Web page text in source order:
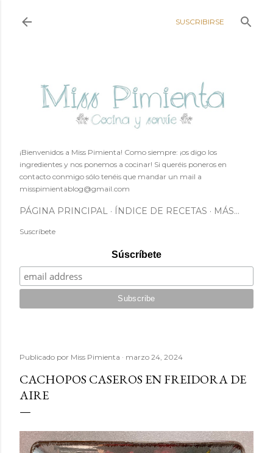
SUSCRIBIRSE
¡Bienvenidos a Miss Pimienta! Como siempre: ¡os digo los
ingredientes y nos ponemos a cocinar! Si queréis poneros en
contacto conmigo sólo tenéis que mandar un mail a
misspimientablog@gmail.com
PÁGINA PRINCIPAL ÍNDICE DE RECETAS MÁS…
Suscríbete
Súscríbete
Publicado por Miss Pimienta marzo 24, 2024
CACHOPOS CASEROS EN FREIDORA DE
AIRE